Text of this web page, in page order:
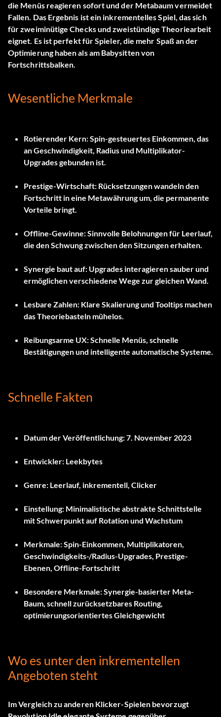
die Menüs reagieren sofort und der Metabaum vermeidet
Fallen. Das Ergebnis ist ein inkrementelles Spiel, das sich
für zweiminütige Checks und zweistündige Theoriearbeit
eignet. Es ist perfekt für Spieler, die mehr Spaß an der
Optimierung haben als am Babysitten von
Fortschrittsbalken.
Wesentliche Merkmale
Rotierender Kern:Spin-gesteuertes Einkommen, das
an Geschwindigkeit, Radius und Multiplikator-
Upgrades gebunden ist.
Prestige-Wirtschaft: Rücksetzungen wandeln den
Fortschritt in eine Metawährung um, die permanente
Vorteile bringt.
Offline-Gewinne:Sinnvolle Belohnungen für Leerlauf,
die den Schwung zwischen den Sitzungen erhalten.
Synergie baut auf: Upgrades interagieren sauber und
ermöglichen verschiedene Wege zur gleichen Wand.
Lesbare Zahlen: Klare Skalierung und Tooltips machen
das Theoriebasteln mühelos.
Reibungsarme UX:Schnelle Menüs, schnelle
Bestätigungen und intelligente automatische Systeme.
Schnelle Fakten
Datum der Veröffentlichung:7. November 2023
Entwickler: Leekbytes
Genre: Leerlauf, inkrementell, Clicker
Einstellung: Minimalistische abstrakte Schnittstelle
mit Schwerpunkt auf Rotation und Wachstum
Merkmale:Spin-Einkommen, Multiplikatoren,
Geschwindigkeits-/Radius-Upgrades, Prestige-
Ebenen, Offline-Fortschritt
Besondere Merkmale:Synergie-basierter Meta-
Baum, schnell zurücksetzbares Routing,
optimierungsorientiertes Gleichgewicht
Wo es unter den inkrementellen
Angeboten steht
Im Vergleich zu anderen Klicker-Spielen bevorzugt